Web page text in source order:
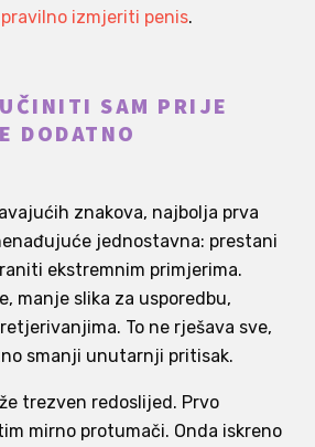
pravilno izmjeriti penis.
SAM PRIJE
DODATNO
znakova, najbolja prva
jednostavna: prestani
ekstremnim primjerima.
manje slika za usporedbu,
To ne rješava sve,
smanji unutarnji pritisak.
trezven redoslijed. Prvo
mirno protumači. Onda iskreno